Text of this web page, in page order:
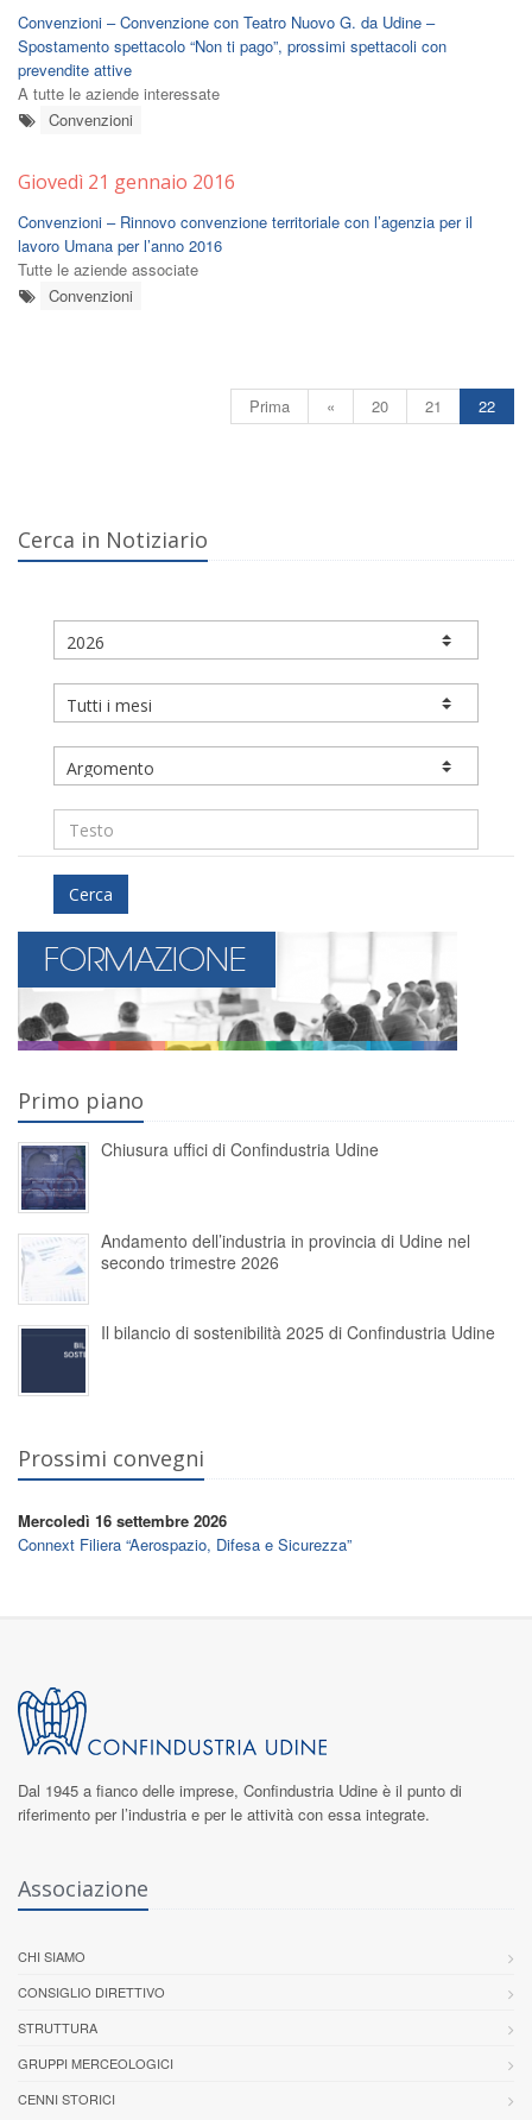
Convenzioni – Convenzione con Teatro Nuovo G. da Udine –
Spostamento spettacolo “Non ti pago”, prossimi spettacoli con
prevendite attive
A tutte le aziende interessate
Convenzioni
Giovedì 21 gennaio 2016
Convenzioni – Rinnovo convenzione territoriale con l’agenzia per il
lavoro Umana per l’anno 2016
Tutte le aziende associate
Convenzioni
Prima « 20 21 22
Cerca in Notiziario
Cerca
Primo piano
Chiusura uffici di Confindustria Udine
Andamento dell’industria in provincia di Udine nel
secondo trimestre 2026
Il bilancio di sostenibilità 2025 di Confindustria Udine
Prossimi convegni
Mercoledì 16 settembre 2026
Connext Filiera “Aerospazio, Difesa e Sicurezza”
Dal 1945 a fianco delle imprese, Confindustria Udine è il punto di
riferimento per l’industria e per le attività con essa integrate.
Associazione
CHI SIAMO
CONSIGLIO DIRETTIVO
STRUTTURA
GRUPPI MERCEOLOGICI
CENNI STORICI